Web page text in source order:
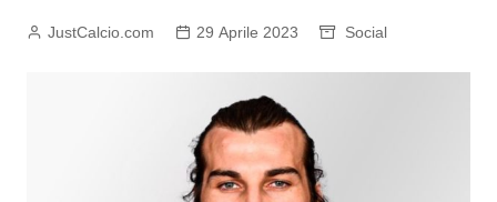
JustCalcio.com 29 Aprile 2023 Social